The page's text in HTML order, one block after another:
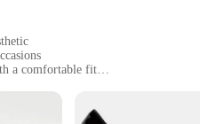
a comfortable fit
stylish and functional footwear